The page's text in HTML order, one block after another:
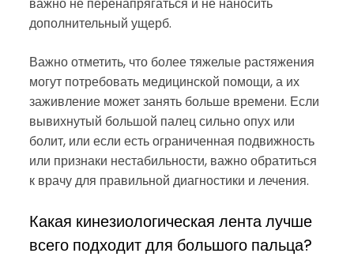
дополнительный ущерб.
Важно отметить, что более тяжелые растяжения
могут потребовать медицинской помощи, а их
заживление может занять больше времени. Если
вывихнутый большой палец сильно опух или
болит, или если есть ограниченная подвижность
или признаки нестабильности, важно обратиться
к врачу для правильной диагностики и лечения.
Какая кинезиологическая лента лучше
всего подходит для большого пальца?